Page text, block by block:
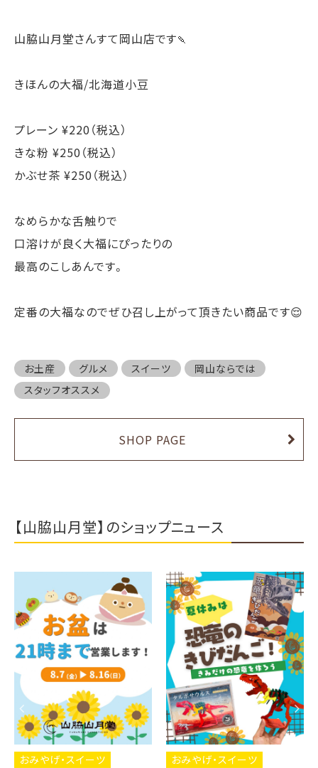
山脇山月堂さんすて岡山店です🍡
きほんの大福/北海道小豆
プレーン ¥220（税込）
きな粉 ¥250（税込）
かぶせ茶 ¥250（税込）
なめらかな舌触りで
口溶けが良く大福にぴったりの
最高のこしあんです。
定番の大福なのでぜひ召し上がって頂きたい商品です😌
お土産 グルメ スイーツ
岡山ならでは
スタッフオススメ
SHOP PAGE
【山脇山月堂】のショップニュース
おみやげ・スイーツ おみやげ・スイーツ